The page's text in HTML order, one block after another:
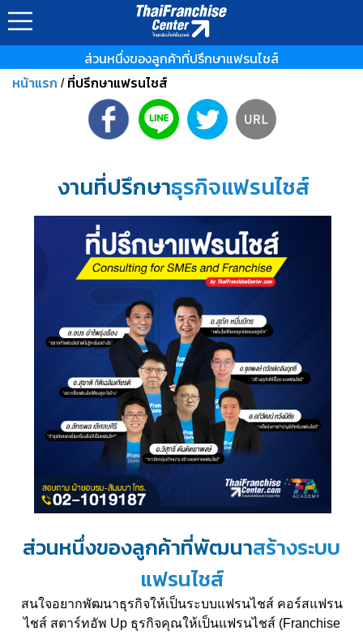
ส่วนหนึ่งของลูกค้าที่ปรึกษาแฟรนไชส์
หน้าแรก / ที่ปรึกษาแฟรนไชส์
งานที่ปรึกษาธุรกิจแฟรนไชส์
ส่วนหนึ่งของลูกค้าที่พัฒนาสร้างระบบ
แฟรนไชส์
สนใจอยากพัฒนาธุรกิจให้เป็นระบบแฟรนไชส์ คอร์สแฟรน
ไชส์ สตาร์ทอัพ Up ธุรกิจคุณให้เป็นแฟรนไชส์ (Franchise